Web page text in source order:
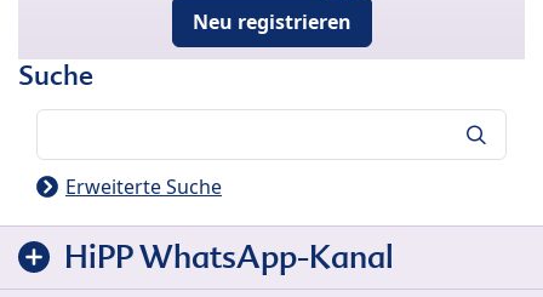
Neu registrieren
Suche
Erweiterte Suche
HiPP WhatsApp-Kanal